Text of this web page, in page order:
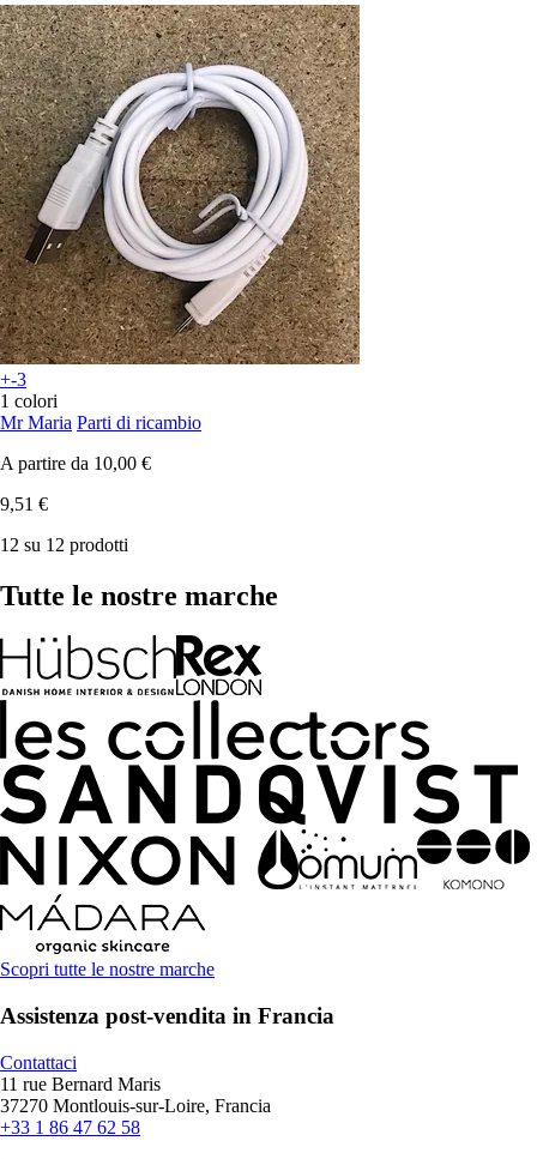
+-3
1 colori
Mr Maria Parti di ricambio
A partire da 10,00 €
9,51 €
12 su 12 prodotti
Tutte le nostre marche
Scopri tutte le nostre marche
Assistenza post-vendita in Francia
Contattaci
11 rue Bernard Maris
37270 Montlouis-sur-Loire, Francia
+33 1 86 47 62 58